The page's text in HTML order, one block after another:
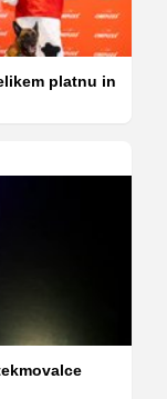
platnu in